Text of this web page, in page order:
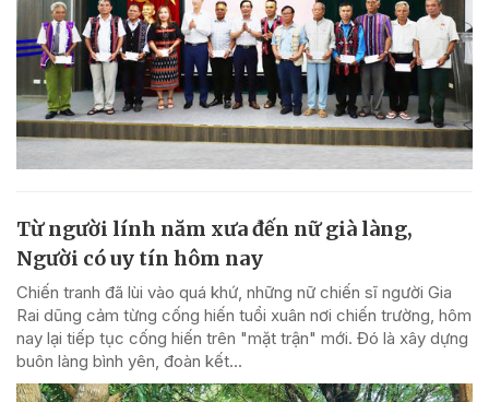
Từ người lính năm xưa đến nữ già làng,
Người có uy tín hôm nay
Chiến tranh đã lùi vào quá khứ, những nữ chiến sĩ người Gia
Rai dũng cảm từng cống hiến tuổi xuân nơi chiến trường, hôm
nay lại tiếp tục cống hiến trên "mặt trận" mới. Đó là xây dựng
buôn làng bình yên, đoàn kết...